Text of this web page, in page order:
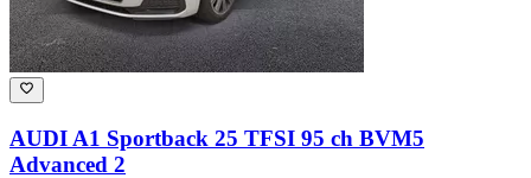
AUDI A1 Sportback 25 TFSI 95 ch BVM5
Advanced 2